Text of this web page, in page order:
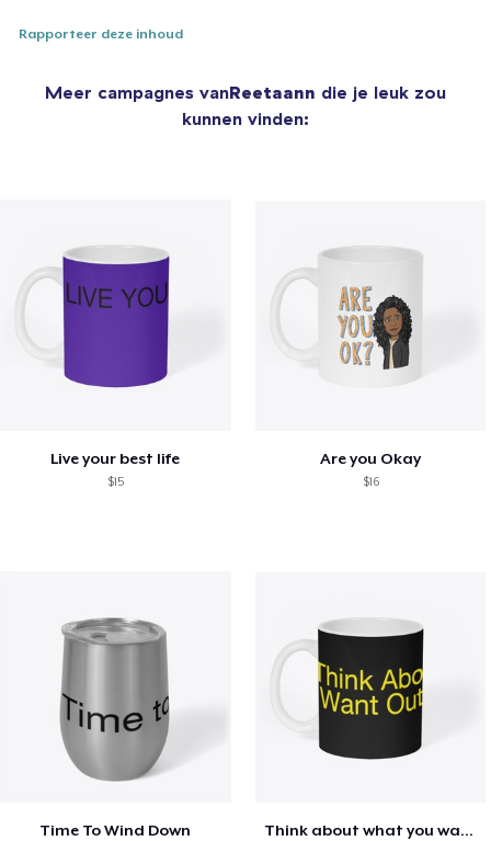
Rapporteer deze inhoud
Meer campagnes vanReetaann die je leuk zou
kunnen vinden:
Live your best life
$15
Are you Okay
$16
Time To Wind Down Think about what you want out of life